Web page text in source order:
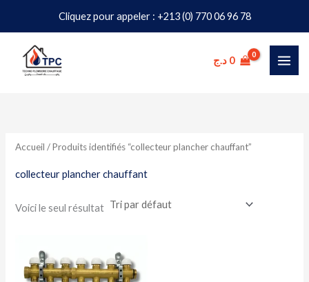
Cliquez pour appeler : +213 (0) 770 06 96 78
contenu
0 د.ج
Accueil / Produits identifiés “collecteur plancher chauffant”
collecteur plancher chauffant
Voici le seul résultat